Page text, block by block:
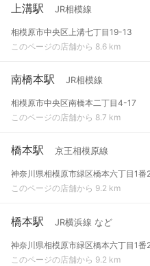
上溝駅 JR相模線
相模原市中央区上溝七丁目19-13
このページの店舗から 8.6 km
南橋本駅 JR相模線
相模原市中央区南橋本二丁目4-17
このページの店舗から 8.7 km
橋本駅 京王相模原線
神奈川県相模原市緑区橋本六丁目1番
このページの店舗から 9.2 km
橋本駅 JR横浜線 など
神奈川県相模原市緑区橋本六丁目1番
このページの店舗から 9.2 km